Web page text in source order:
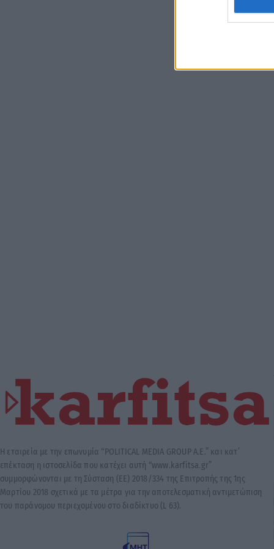
Η εταιρεία με την επωνυμία “POLITICAL MEDIA GROUP A.E.” και κατ’
επέκταση η ιστοσελίδα που κατέχει αυτή “www.karfitsa.gr”
συμμορφώνονται με τη Σύσταση (ΕΕ) 2018/334 της Επιτροπής της 1ης
Μαρτίου 2018 σχετικά με τα μέτρα για την αποτελεσματική αντιμετώπιση
του παράνομου περιεχομένου στο διαδίκτυο (L 63).